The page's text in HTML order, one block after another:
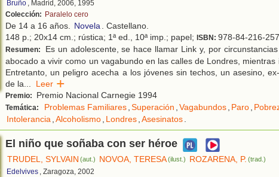
Bruño , Madrid, 2006, 1995
Colección: Paralelo cero
De 14 a 16 años. Novela. Castellano.
148 p.; 20x14 cm.; rústica; 1ª ed., 10ª imp.; papel; ISBN: 978-84-216-
Resumen:
Es un adolescente, se hace llamar Link y, por
abocado a vivir como un vagabundo en las calles de Londres,
Entretanto, un peligro acecha a los jóvenes sin techos, un asesino,
de la... Leer
Premio: Premio Nacional Carnegie 1994
Temática: Problemas Familiares,Superación ,Vagabundos, Paro,
Intolerancia,Alcoholismo, Londres,Asesinatos.
El niño que soñaba con ser héroe
TRUDEL, SYLVAIN (aut.) NOVOA, TERESA(ilust.) ROZARENA, P. (trad.)
Edelvives , Zaragoza, 2002